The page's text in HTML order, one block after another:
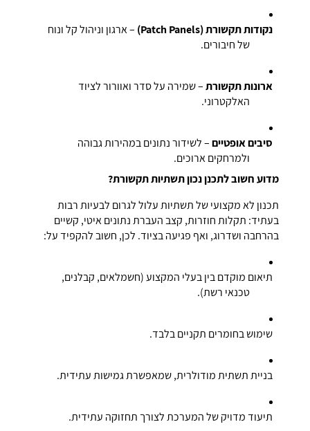
נקודות תקשורת (Patch Panels)
– ארגון וניהול קל ונוח
של חיבורים.
ארונות תקשורת– שמירה על סדר ואוורור לציוד
האלקטרוני.
סיבים אופטיים– לשידור נתונים במהירות גבוהה
ולמרחקים ארוכים.
מדוע חשוב לתכנן נכון תשתיות תקשורת?
תכנון לא מקצועי של תשתיות עלול לגרום לבעיות רבות
בעתיד: תקלות חוזרות, קצב העברת נתונים איטי, קשיים
בהרחבה ושדרוג, ואף פגיעה בציוד. לכן, חשוב להקפיד על:
תיאום מוקדם בין בעלי המקצוע (חשמלאים, קבלנים,
טכנאי רשת).
שימוש בחומרים תקניים בלבד.
בניית תשתית מודולרית, שמאפשרת גמישות עתידית.
תיעוד מדויק של המערכת לצורך תחזוקה עתידית.